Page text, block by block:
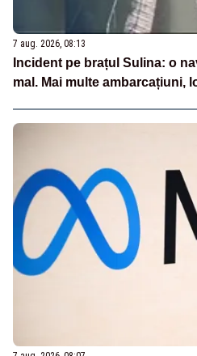
7 aug. 2026, 08:13
Incident pe brațul Sulina: o
mal. Mai multe ambarcațiuni,